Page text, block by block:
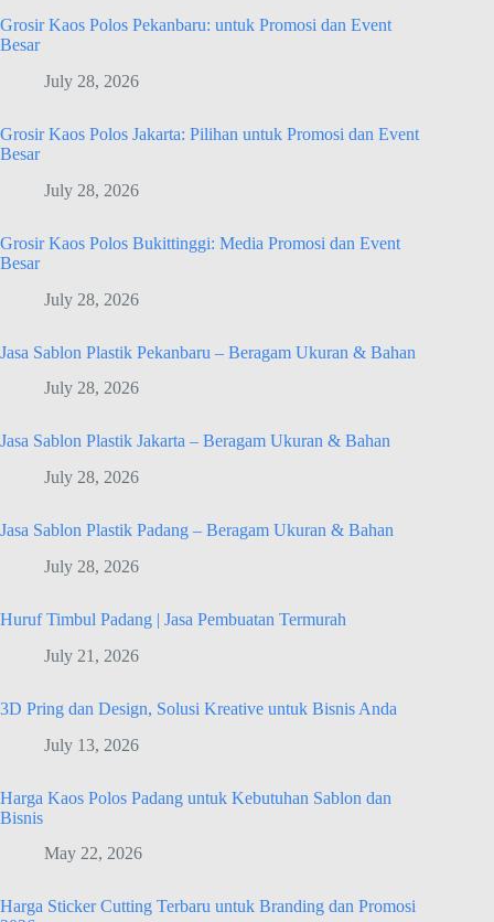
Grosir Kaos Polos Pekanbaru: untuk Promosi dan Event
Besar
July 28, 2026
Grosir Kaos Polos Jakarta: Pilihan untuk Promosi dan Event
Besar
July 28, 2026
Grosir Kaos Polos Bukittinggi: Media Promosi dan Event
Besar
July 28, 2026
Jasa Sablon Plastik Pekanbaru – Beragam Ukuran & Bahan
July 28, 2026
Jasa Sablon Plastik Jakarta – Beragam Ukuran & Bahan
July 28, 2026
Jasa Sablon Plastik Padang – Beragam Ukuran & Bahan
July 28, 2026
Huruf Timbul Padang | Jasa Pembuatan Termurah
July 21, 2026
3D Pring dan Design, Solusi Kreative untuk Bisnis Anda
July 13, 2026
Harga Kaos Polos Padang untuk Kebutuhan Sablon dan
Bisnis
May 22, 2026
Harga Sticker Cutting Terbaru untuk Branding dan Promosi